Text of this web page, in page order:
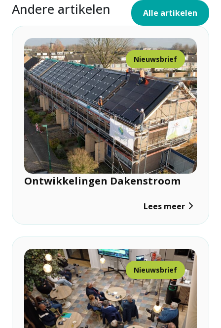
Andere artikelen Alle artikelen
Nieuwsbrief
Ontwikkelingen Dakenstroom
Lees meer
Nieuwsbrief